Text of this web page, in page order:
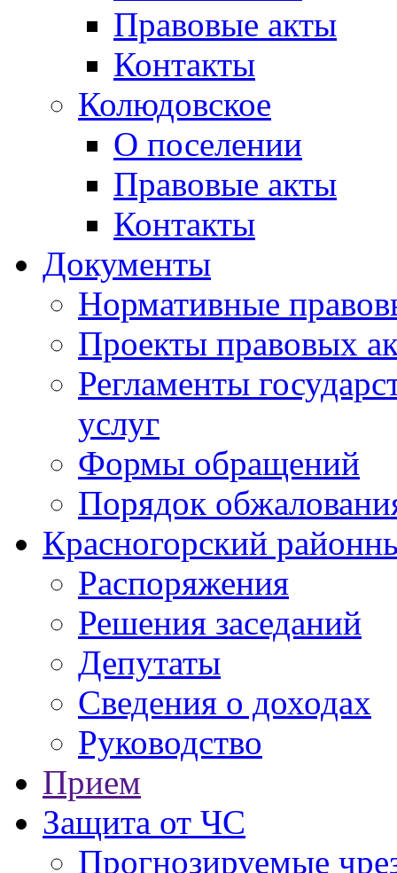
Правовые акты
Контакты
Колюдовское
О поселении
Правовые акты
Контакты
Документы
Нормативные
Проекты правовых
Регламенты
услуг
Формы обращений
Порядок
Красногорский
Распоряжения
Решения заседаний
Депутаты
Сведения о доходах
Руководство
Прием
Защита от ЧС
Прогнозируемые